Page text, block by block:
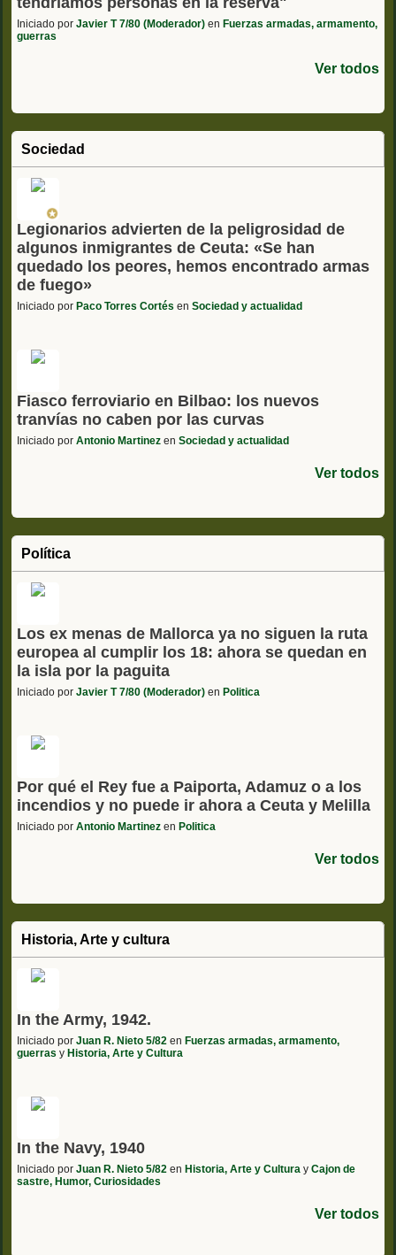
Iniciado por Javier T 7/80 (Moderador) en Fuerzas armadas, armamento,
guerras
Ver todos
Sociedad
Legionarios advierten de la peligrosidad de
algunos inmigrantes de Ceuta: «Se han
quedado los peores, hemos encontrado armas
de fuego»
Iniciado por Paco Torres Cortés en Sociedad y actualidad
Fiasco ferroviario en Bilbao: los nuevos
tranvías no caben por las curvas
Iniciado por Antonio Martinez en Sociedad y actualidad
Ver todos
Política
Los ex menas de Mallorca ya no siguen la ruta
europea al cumplir los 18: ahora se quedan en
la isla por la paguita
Iniciado por Javier T 7/80 (Moderador) en Politica
Por qué el Rey fue a Paiporta, Adamuz o a los
incendios y no puede ir ahora a Ceuta y Melilla
Iniciado por Antonio Martinez en Politica
Ver todos
Historia, Arte y cultura
In the Army, 1942.
Iniciado por Juan R. Nieto 5/82 en Fuerzas armadas, armamento,
guerras y Historia, Arte y Cultura
In the Navy, 1940
Iniciado por Juan R. Nieto 5/82 en Historia, Arte y Cultura y Cajon de
sastre, Humor, Curiosidades
Ver todos